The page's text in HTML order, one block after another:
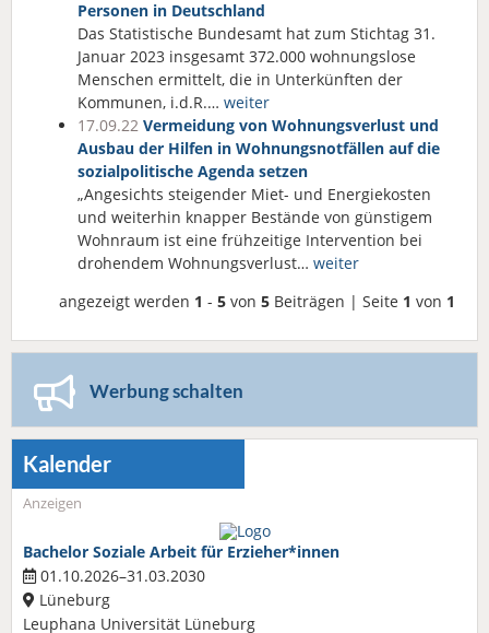
Personen in Deutschland
Das Statistische Bundesamt hat zum Stichtag 31.
Januar 2023 insgesamt 372.000 wohnungslose
Menschen ermittelt, die in Unterkünften der
Kommunen, i.d.R.… weiter
17.09.22 Vermeidung von Wohnungsverlust und
Ausbau der Hilfen in Wohnungsnotfällen auf die
sozialpolitische Agenda setzen
„Angesichts steigender Miet- und Energiekosten
und weiterhin knapper Bestände von günstigem
Wohnraum ist eine frühzeitige Intervention bei
drohendem Wohnungsverlust… weiter
angezeigt werden 1 - 5 von 5 Beiträgen | Seite 1 von 1
Werbung schalten
Kalender
Anzeigen
Bachelor Soziale Arbeit für Erzieher*innen
01.10.2026–31.03.2030
Lüneburg
Leuphana Universität Lüneburg